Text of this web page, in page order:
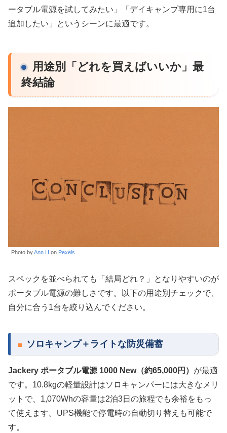
ータブル電源を試してみたい」「デイキャンプ専用に1台
追加したい」というシーンに最適です。
用途別「どれを買えばいいか」最
終結論
Photo byAnn H on Pexels
スペックを並べられても「結局どれ？」となりやすいのが
ポータブル電源の難しさです。以下の用途別チェックで、
自分に合う1台を絞り込んでください。
ソロキャンプ＋ライトな防災備蓄
Jackery ポータブル電源 1000 New（約65,000円） が最適
です。10.8kgの軽量設計はソロキャンパーには大きなメリ
ットで、1,070Whの容量は2泊3日の旅程でも余裕をもっ
て使えます。UPS機能で停電時の自動切り替えも可能で
す。